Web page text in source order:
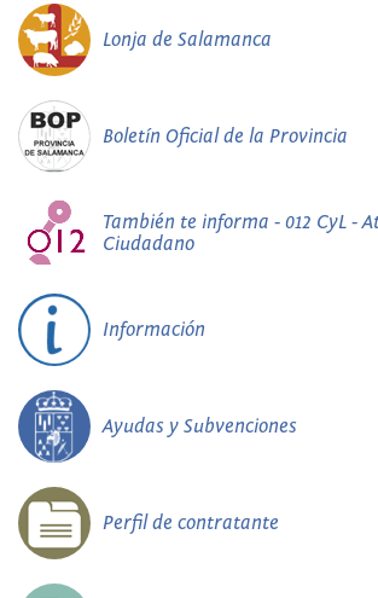
Lonja de Salamanca
Boletín Oficial de la Provincia
También te informa - 012 CyL -
Ciudadano
Información
Ayudas y Subvenciones
Perfil de contratante